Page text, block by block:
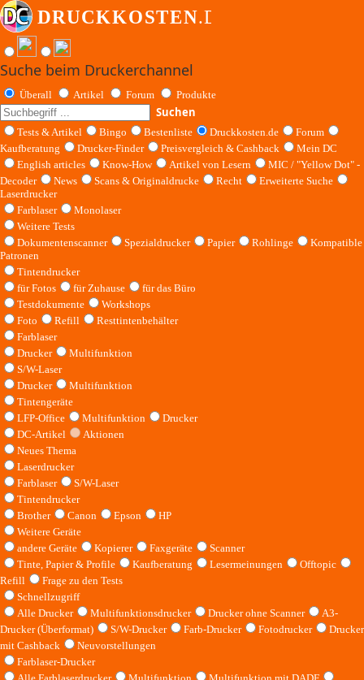
Suche beim Druckerchannel
Überall Artikel Forum Produkte
Suchen
Tests & Artikel Bingo Bestenliste Druckkosten.de
Forum
Kaufberatung
Drucker-Finder Preisvergleich & Cashback
Mein DC
English articles
Know-How Artikel von Lesern
MIC / "Yellow Dot" -
Decoder
News Scans & Originaldrucke Recht
Erweiterte Suche
Laserdrucker
Farblaser
Monolaser
Weitere Tests
Dokumentenscanner
Spezialdrucker Papier Rohlinge
Kompatible
Patronen
Tintendrucker
für Fotos
für Zuhause
für das Büro
Testdokumente
Workshops
Foto
Refill
Resttintenbehälter
Farblaser
Drucker
Multifunktion
S/W-Laser
Drucker
Multifunktion
Tintengeräte
LFP-Office
Multifunktion
Drucker
DC-Artikel
Aktionen
Neues Thema
Laserdrucker
Farblaser
S/W-Laser
Tintendrucker
Brother
Canon Epson
HP
Weitere Geräte
andere Geräte
Kopierer Faxgeräte
Scanner
Tinte, Papier & Profile
Kaufberatung Lesermeinungen
Offtopic
Refill
Frage zu den Tests
Schnellzugriff
Alle Drucker
Multifunktionsdrucker Drucker ohne Scanner
A3-
Drucker (Überformat)
S/W-Drucker Farb-Drucker Fotodrucker
Drucker
mit Cashback
Neuvorstellungen
Farblaser-Drucker